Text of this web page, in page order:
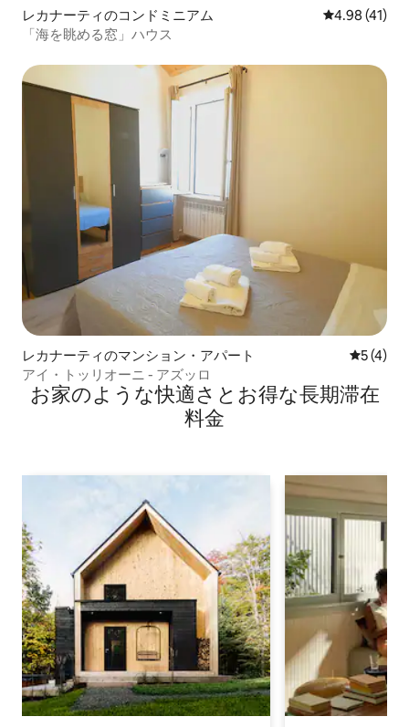
レカナーティのコンドミニアム レビュー41
4.98 (41)
「海を眺める窓」ハウス
レカナーティのマンション・アパート レビュー
5 (4)
アイ・トッリオーニ - アズッロ
お家のような快⁠適⁠さ⁠とお⁠得⁠な長⁠期⁠滞⁠在
料⁠金